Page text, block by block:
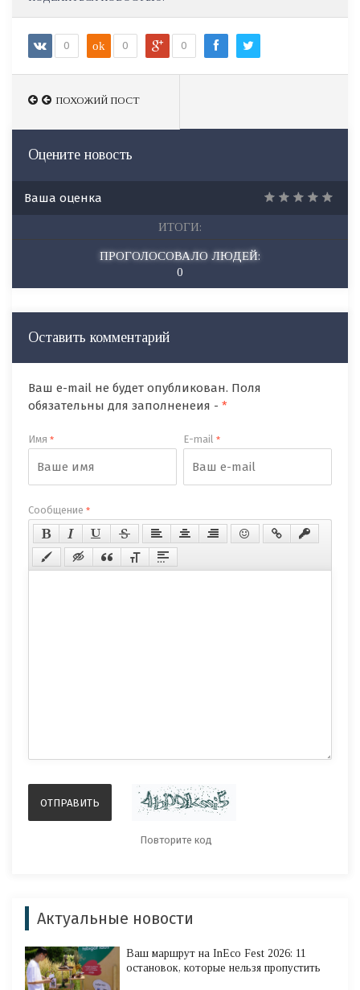
0 ok 0 0
ПОХОЖИЙ ПОСТ
Оцените новость
Ваша оценка
ИТОГИ:
ПРОГОЛОСОВАЛО ЛЮДЕЙ:
0
Оставить комментарий
Ваш e-mail не будет опубликован. Поля
обязательны для заполненеия - *
Имя * E-mail*
Сообщение *
Актуальные новости
Ваш маршрут на InEco Fest 2026: 11
остановок, которые нельзя пропустить